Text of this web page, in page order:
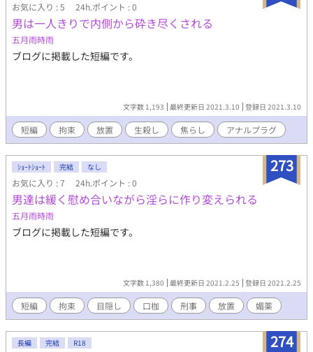
お気に入り : 5 24h.ポイント : 0
男は一人きりで内側から砕き尽くされる
五月雨時雨
ブログに掲載した短編です。
文字数 1,193 最終更新日 2021.3.10 登録日 2021.3.10
短編 拘束 放置 生殺し 焦らし アナルプラグ
273
ｼｮｰﾄｼｮｰﾄ 完結 なし
お気に入り : 7 24h.ポイント : 0
男達は緩く慰め合いながら淫らに作り変えられる
五月雨時雨
ブログに掲載した短編です。
文字数 1,380 最終更新日 2021.2.25 登録日 2021.2.25
短編 拘束 目隠し 口枷 刑事 放置 媚薬
274
長編 完結 R18